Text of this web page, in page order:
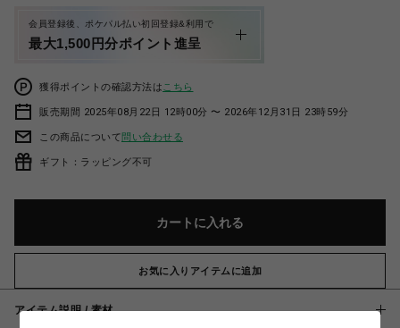
会員登録後、ポケパル払い初回登録&利用で
最大1,500円分ポイント進呈
獲得ポイントの確認方法は こちら
販売期間 2025年08月22日 12時00分 〜 2026年12月31日 23時59分
この商品について問い合わせる
ギフト：ラッピング不可
カートに入れる
お気に入りアイテムに追加
アイテム説明 / 素材